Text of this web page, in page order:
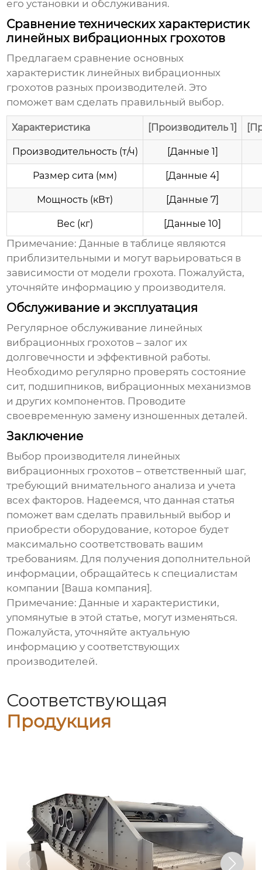
его установки и обслуживания.
Сравнение технических характеристик
линейных вибрационных грохотов
Предлагаем сравнение основных
характеристиклинейных вибрационных
грохотов разных производителей. Это
поможет вам сделать правильный выбор.
Характеристика [Производитель 1]
Производительность (т/ч) [Данные 1]
Размер сита (мм) [Данные 4]
Мощность (кВт) [Данные 7]
Вес (кг) [Данные 10]
Примечание: Данные в таблице являются
приблизительными и могут варьироваться в
зависимости от модели грохота. Пожалуйста,
уточняйте информацию у производителя.
Обслуживание и эксплуатация
Регулярное обслуживаниелинейных
вибрационных грохотов – залог их
долговечности и эффективной работы.
Необходимо регулярно проверять состояние
сит, подшипников, вибрационных механизмов
и других компонентов. Проводите
своевременную замену изношенных деталей.
Заключение
Выбор производителя линейных
вибрационных грохотов – ответственный шаг,
требующий внимательного анализа и учета
всех факторов. Надеемся, что данная статья
поможет вам сделать правильный выбор и
приобрести оборудование, которое будет
максимально соответствовать вашим
требованиям. Для получения дополнительной
информации, обращайтесь к специалистам
компании [Ваша компания].
Примечание: Данные и характеристики,
упомянутые в этой статье, могут изменяться.
Пожалуйста, уточняйте актуальную
информацию у соответствующих
производителей.
Соответствующая
Продукция